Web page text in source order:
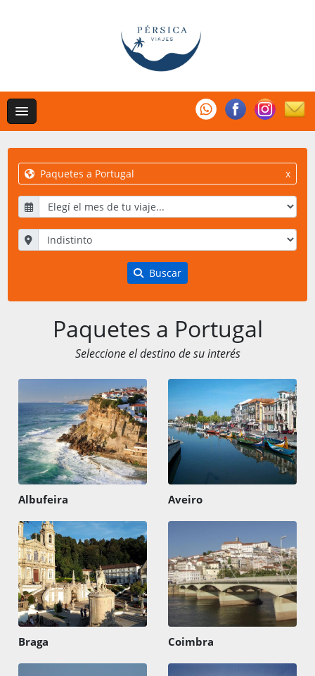
Paquetes a Portugal x
Buscar
Paquetes a Portugal
Seleccione el destino de su interés
Albufeira Aveiro
Braga Coimbra